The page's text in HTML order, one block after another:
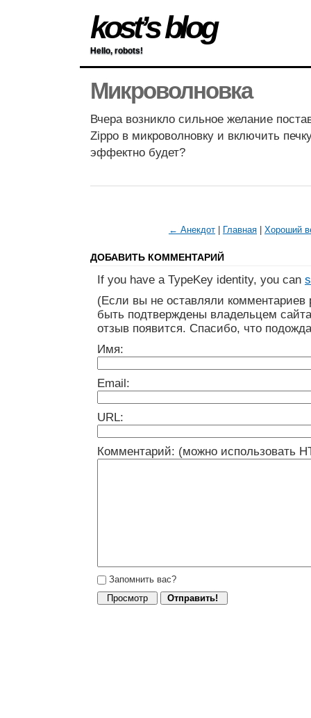
kost’s blog
Hello, robots!
Микроволновка
Вчера возникло сильное желание
Zippo в микроволновку и включить
эффектно будет?
← Анекдот Главная Хороший
ДОБАВИТЬ КОММЕНТАРИЙ
If you have a TypeKey identity, you can
(Если вы не оставляли
быть подтверждены владельцем
отзыв появится. Спасибо, что
Имя:
Email:
URL:
Комментарий: (можно использовать
Запомнить вас?